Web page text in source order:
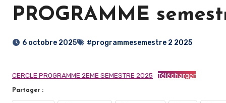
PROGRAMME
6 octobre 2025 #programmesemestre 2 2025
CERCLE PROGRAMME 2EME SEMESTRE 2025 Télécharger
Partager :